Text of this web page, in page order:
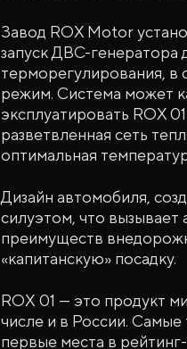
Завод ROX Motor
запуск ДВС-генератора
терморегулирования, в
режим. Система может
эксплуатировать ROX
разветвленная сеть
оптимальная
Дизайн автомобиля,
силуэтом, что
преимуществ
«капитанскую» посадку.
ROX 01 — это продукт
числе и в России.
первые места в рейтинг-